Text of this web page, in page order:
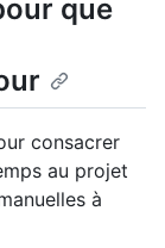
que
consacrer
au projet
à